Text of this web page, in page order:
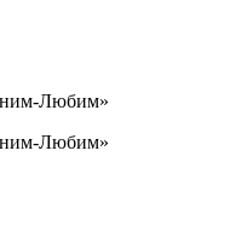
Любим»
Любим»